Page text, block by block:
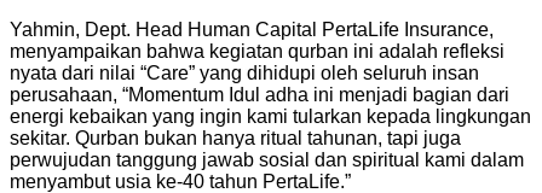
Yahmin, Dept. Head Human Capital PertaLife Insurance,
menyampaikan bahwa kegiatan qurban ini adalah refleksi
nyata dari nilai “Care” yang dihidupi oleh seluruh insan
perusahaan, “Momentum Idul adha ini menjadi bagian dari
energi kebaikan yang ingin kami tularkan kepada lingkungan
sekitar. Qurban bukan hanya ritual tahunan, tapi juga
perwujudan tanggung jawab sosial dan spiritual kami dalam
menyambut usia ke-40 tahun PertaLife.”